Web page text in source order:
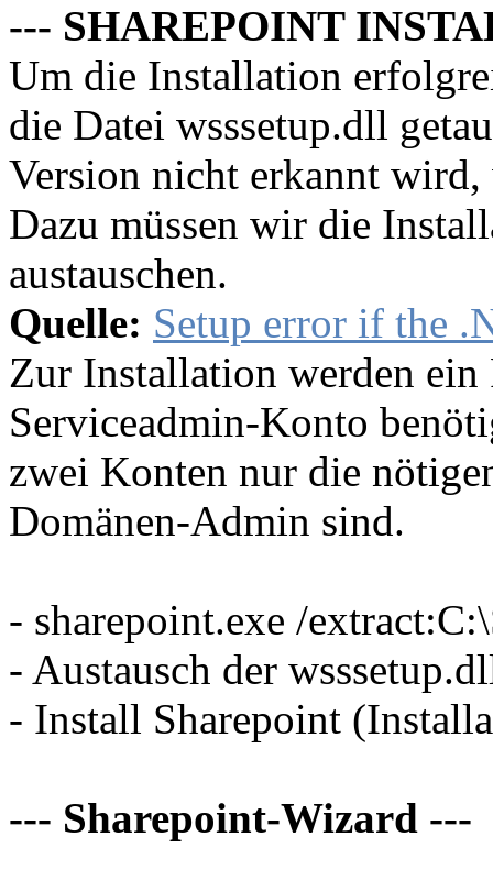
--- SHAREPOINT
Um die Installation
die Datei wsssetup.dll
Version nicht erkannt wird,
Dazu müssen wir die
austauschen.
Quelle: Setup error if the
Zur Installation werden
Serviceadmin-Konto
zwei Konten nur die
Domänen-Admin sind.
- sharepoint.exe /
- Austausch der
- Install Sharepoint
--- Sharepoint-Wizard ---